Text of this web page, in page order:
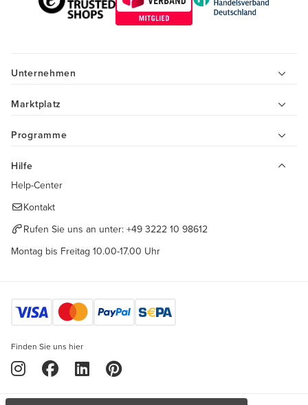
Unternehmen
Marktplatz
Programme
Hilfe
Help-Center
Kontakt
Rufen Sie uns an unter: +49 3222 10 98612
Montag bis Freitag 10.00-17.00 Uhr
Finden Sie uns hier